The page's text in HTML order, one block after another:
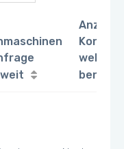
Anzahl
welche